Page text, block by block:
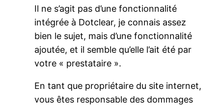
Il ne s’agit pas d’une fonctionnalité
intégrée à Dotclear, je connais assez
bien le sujet, mais d’une fonctionnalité
ajoutée, et il semble qu’elle l’ait été par
votre « prestataire ».
En tant que propriétaire du site internet,
vous êtes responsable des dommages